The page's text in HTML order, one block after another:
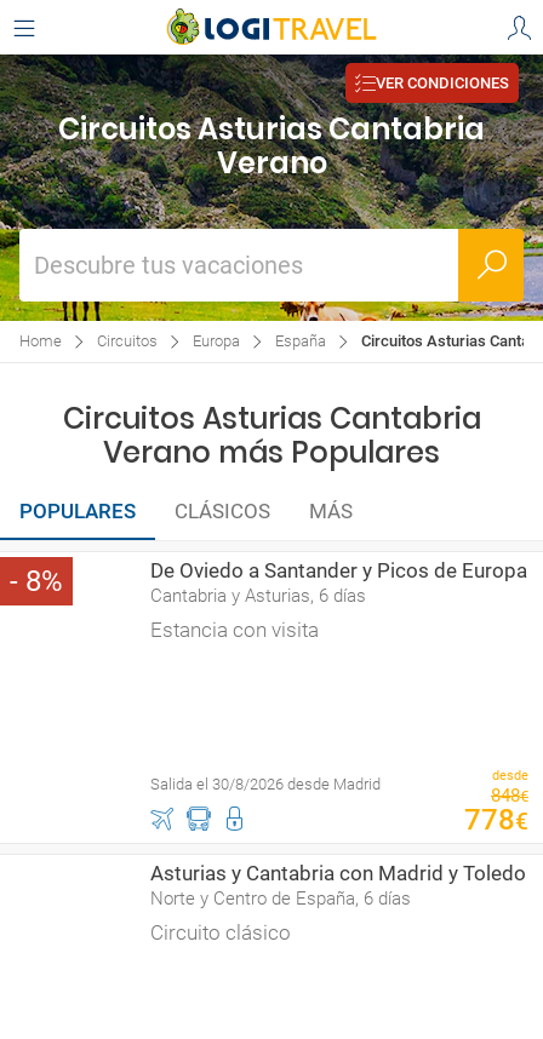
VER CONDICIONES
Circuitos Asturias Cantabria
Verano
Descubre tus vacaciones
Home Circuitos Europa España Circuitos Asturias
Circuitos Asturias Cantabria
Verano más Populares
POPULARES CLÁSICOS MÁS
8 De Oviedo a Santander y Picos de Europa
Cantabria y Asturias, 6 días
Estancia con visita
Salida el 30/8/2026 desde Madrid desde
848€
778€
Asturias y Cantabria con Madrid y Toledo
Norte y Centro de España, 6 días
Circuito clásico